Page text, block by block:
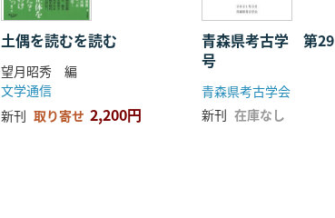
土偶を読むを読む
望月昭秀 編
文学通信
新刊 取り寄せ 2,200円
青森県考古学 第29
号
青森県考古学会
新刊 在庫なし